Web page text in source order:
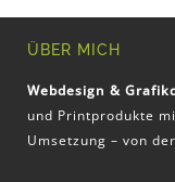
ÜBER MICH
Webdesign &
und Printprodukte
Umsetzung – von